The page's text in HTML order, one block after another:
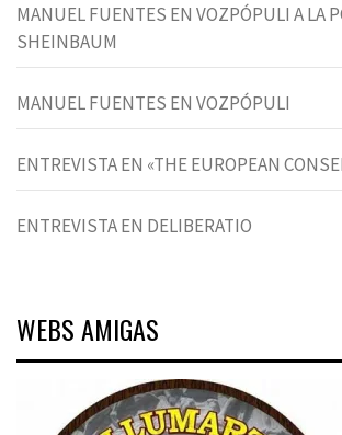
MANUEL FUENTES EN VOZPÓPULI A LA
SHEINBAUM
MANUEL FUENTES EN VOZPÓPULI
ENTREVISTA EN «THE EUROPEAN
ENTREVISTA EN DELIBERATIO
WEBS AMIGAS